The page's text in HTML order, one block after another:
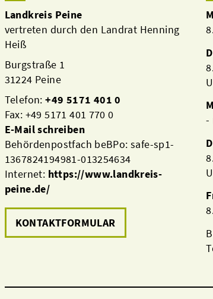
Landkreis Peine
vertreten durch den Landrat Henning
Heiß
Burgstraße 1
31224 Peine
Telefon:+49 5171 401 0
Fax: +49 5171 401 770 0
E-Mail schreiben
Behördenpostfach beBPo: safe-sp1-
1367824194981-013254634
Internet: https://www.landkreis-
peine.de/
KONTAKTFORMULAR
-